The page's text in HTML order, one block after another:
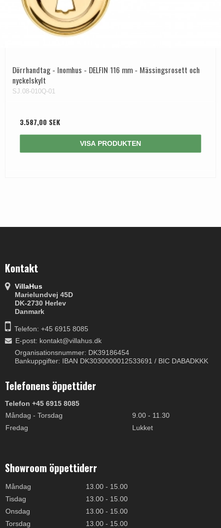
Dörrhandtag - Inomhus - DELFIN 116 mm - Mässingsrosett och
nyckelskylt
SJ.08-010Q-01
3.587,00 SEK
VISA PRODUKTEN
Kontakt
VillaHus
Marielundvej 45D
DK-2730 Herlev
Danmark
Telefon: +45 6915 8085
E-post: kontakt@villahus.dk
Organisationsnummer: DK39186454
Bankuppgifter: IBAN DK3030000012533691 / BIC DABADKKK
Telefonens öppettider
Telefon +45 6915 8085
Måndag - Torsdag
9.00 - 11.30
Fredag
Lukket
Showroom öppettiderr
Måndag
13.00 - 15.00
Tisdag
13.00 - 15.00
Onsdag
13.00 - 15.00
Torsdag
13.00 - 15.00